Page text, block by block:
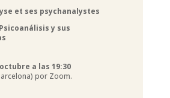
et ses psychanalystes
y sus
a las 19:30
por Zoom.